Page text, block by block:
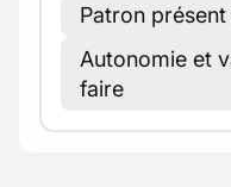
Patron
Autonomie et
faire